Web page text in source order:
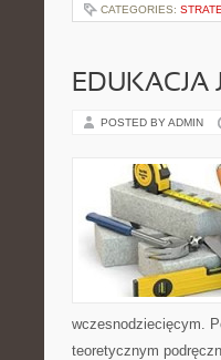
CATEGORIES:
EDUKACJA
POSTED BY ADMIN
wczesnodziecięcym.
teoretycznym